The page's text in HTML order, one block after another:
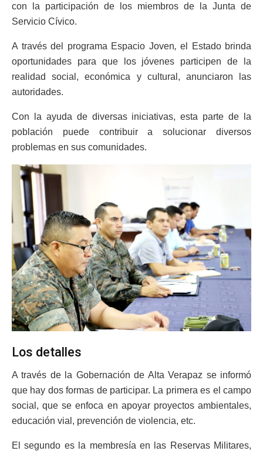
con la participación de los miembros de la Junta de
Servicio Cívico.
A través del programa Espacio Joven, el Estado brinda
oportunidades para que los jóvenes participen de la
realidad social, económica y cultural, anunciaron las
autoridades.
Con la ayuda de diversas iniciativas, esta parte de la
población puede contribuir a solucionar diversos
problemas en sus comunidades.
Los detalles
A través de la Gobernación de Alta Verapaz se informó
que hay dos formas de participar. La primera es el campo
social, que se enfoca en apoyar proyectos ambientales,
educación vial, prevención de violencia, etc.
El segundo es la membresía en las Reservas Militares,